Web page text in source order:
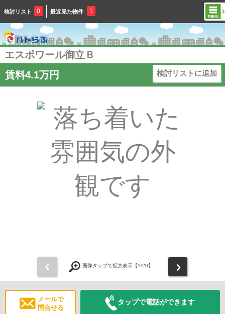
検討リスト 0 最近見た物件 1
エスポワール御立Ｂ
賃料4.1万円
検討リストに追加
画像タップで拡大表示【1/20】
メールで
問合せる
タップで電話ができます